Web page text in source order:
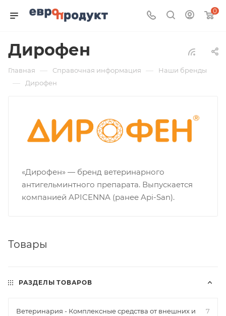
0
Дирофен
Главная — Справочная информация — Наши бренды
— Дирофен
«Дирофен» — бренд ветеринарного
антигельминтного препарата. Выпускается
компанией APICENNA (ранее Api-San).
Товары
РАЗДЕЛЫ ТОВАРОВ
Ветеринария - Комплексные средства от внешних и
7